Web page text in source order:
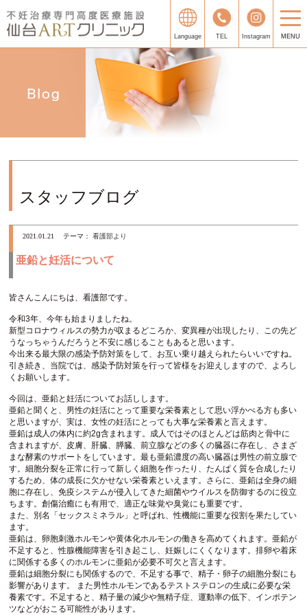
Language TEL Instagram MENU
スタッフブログ
2021.01.21 テーマ：看護部より
亜鉛と妊活について
皆さんこんにちは、看護部です。
令和3年、今年も始まりましたね。
新型コロナウィルスの勢力が収まるどころか、変異種が出現したり、この先ど
うなっちゃうんだろうと不安に感じることもあると思います。
今出来る最大限の感染予防対策をして、お互い乗り越えられたらいいですね。
引き続き、当院では、感染予防対策を行って皆様をお迎えしますので、よろし
くお願いします。
今回は、亜鉛と妊活についてお話しします。
亜鉛と聞くと、男性の妊活にとって重要な栄養素として思い浮かべる方も多い
と思いますが、実は、女性の妊活にとっても大事な栄養素と言えます。
亜鉛は成人の体内に約2g含まれます。成人ではそのほとんどは筋肉と骨中に
含まれますが、皮膚、肝臓、膵臓、前立腺などの多くの臓器に存在し、さまざ
まな酵素のサポートをしています。最も亜鉛濃度の高い臓器は男性の前立腺で
す。細胞分裂を正常に行って新しく細胞を作ったり、たんぱく質を合成したり
するため、体の成長に欠かせない栄養素といえます。さらに、亜鉛は全身の細
胞に存在し、免疫システムが侵入してきた細菌やウイルスを防御するのに役立
ちます。創傷治癒にも有用で、適正な味覚や臭覚にも重要です。
また、別名「セックスミネラル」と呼ばれ、性機能に重要な役割を果たしてい
ます。
亜鉛は、卵胞刺激ホルモンや黄体化ホルモンの働きを高めてくれます。亜鉛が
不足すると、性腺機能障害を引き起こし、妊娠しにくくなります。排卵や着床
に関係する多くのホルモンに亜鉛が必要不可欠と言えます。
亜鉛は細胞分裂にも関係するので、不足する事で、精子・卵子の細胞分裂にも
影響があります。 また男性ホルモンであるテストステロンの生成に必要な栄
養素です。不足すると、精子量の減少や無精子症、運動率の低下、インポテン
ツなどがおこる可能性があります。